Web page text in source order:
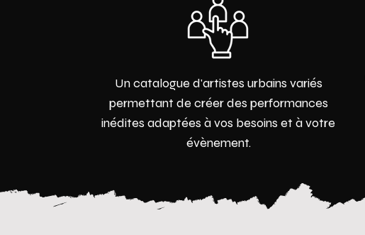
Un catalogue d'artistes urbains variés
permettant de créer des performances
inédites adaptées à vos besoins et à votre
évènement.